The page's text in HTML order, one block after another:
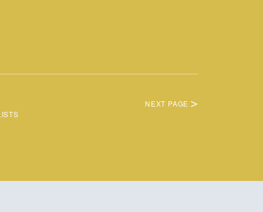
NEXT PAGE